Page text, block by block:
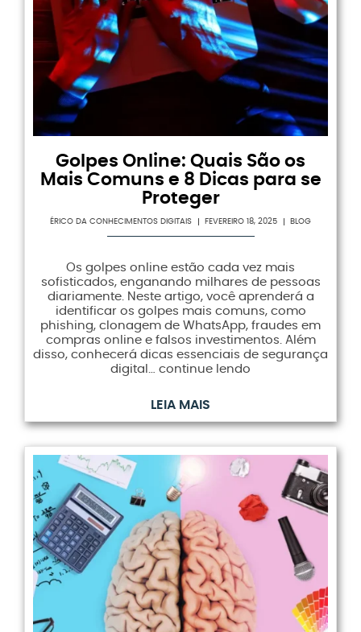
Golpes Online: Quais São os
Mais Comuns e 8 Dicas para se
Proteger
ÉRICO DA CONHECIMENTOS DIGITAIS FEVEREIRO 18, 2025 BLOG
Os golpes online estão cada vez mais
sofisticados, enganando milhares de pessoas
diariamente. Neste artigo, você aprenderá a
identificar os golpes mais comuns, como
phishing, clonagem de WhatsApp, fraudes em
compras online e falsos investimentos. Além
disso, conhecerá dicas essenciais de segurança
digital… continue lendo
LEIA MAIS